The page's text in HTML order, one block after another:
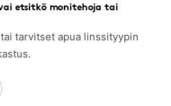
etsitkö monitehoja tai
tarvitset apua linssityypin